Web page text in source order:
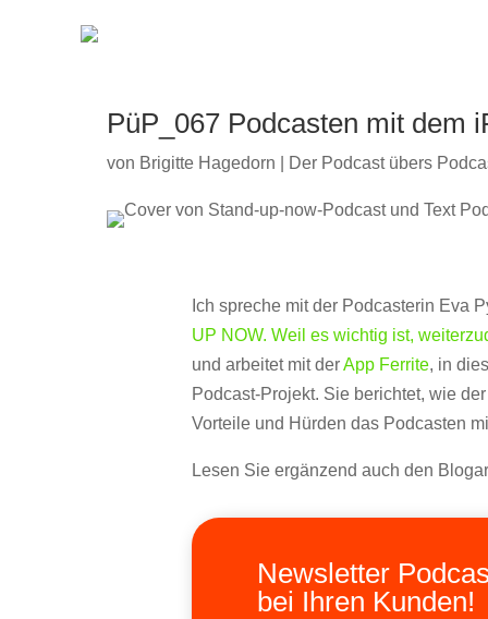
PüP_067 Podcasten mit dem
von Brigitte Hagedorn Der Podcast übers
Ich spreche mit der Podcasterin Eva
UP NOW. Weil es wichtig ist,
und arbeitet mit derApp Ferrite, in
Podcast-Projekt. Sie berichtet, wie
Vorteile und Hürden das Podcasten
Lesen Sie ergänzend auch den
Newsletter
bei Ihren Kunden!